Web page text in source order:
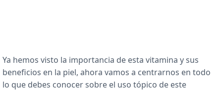
Ya hemos visto la importancia de esta vitamina y sus
beneficios en la piel, ahora vamos a centrarnos en todo
lo que debes conocer sobre el uso tópico de este